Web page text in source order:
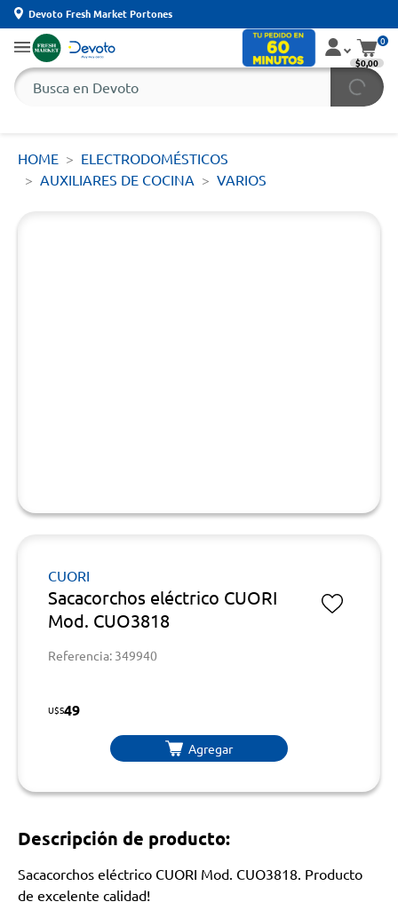
Devoto Fresh Market Portones
0
$0,00
HOME
ELECTRODOMÉSTICOS
AUXILIARES DE COCINA
VARIOS
CUORI
Sacacorchos eléctrico CUORI
Mod. CUO3818
Referencia: 349940
U$S49
Agregar
Descripción de producto:
Sacacorchos eléctrico CUORI Mod. CUO3818. Producto
de excelente calidad!